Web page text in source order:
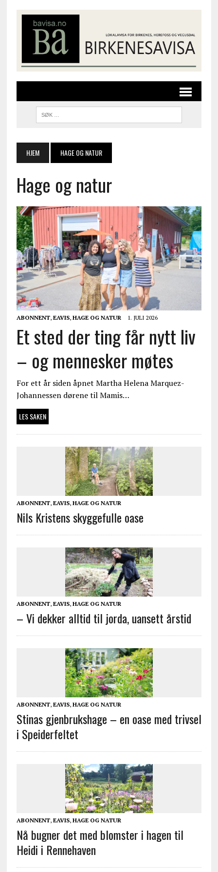
HJEM HAGE OG NATUR
Hage og natur
ABONNENT, EAVIS, HAGE OG NATUR 1. JULI 2026
Et sted der ting får nytt liv
– og mennesker møtes
For ett år siden åpnet Martha Helena Marquez-
Johannessen dørene til Mamis…
LES SAKEN
ABONNENT, EAVIS, HAGE OG NATUR
Nils Kristens skyggefulle oase
ABONNENT, EAVIS, HAGE OG NATUR
– Vi dekker alltid til jorda, uansett årstid
ABONNENT, EAVIS, HAGE OG NATUR
Stinas gjenbrukshage – en oase med trivsel
i Speiderfeltet
ABONNENT, EAVIS, HAGE OG NATUR
Nå bugner det med blomster i hagen til
Heidi i Rennehaven